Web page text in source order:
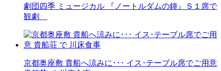
劇団四季 ミュージカル 『ノートルダムの鐘』Ｓ１席で
観劇
京都奥座敷 貴船へ涼みに･･･ イス･テーブル席でご用意